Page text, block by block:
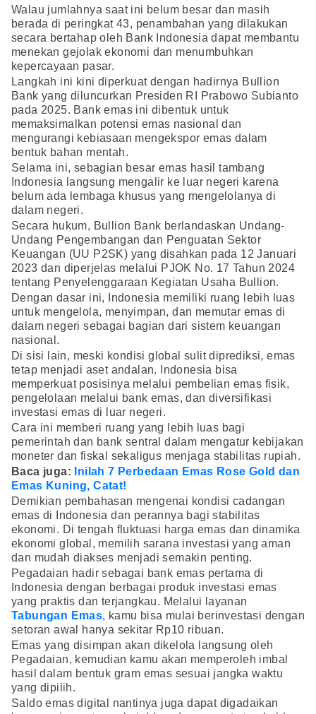
Walau jumlahnya saat ini belum besar dan masih
berada di peringkat 43, penambahan yang dilakukan
secara bertahap oleh Bank Indonesia dapat membantu
menekan gejolak ekonomi dan menumbuhkan
kepercayaan pasar.
Langkah ini kini diperkuat dengan hadirnya Bullion
Bank yang diluncurkan Presiden RI Prabowo Subianto
pada 2025. Bank emas ini dibentuk untuk
memaksimalkan potensi emas nasional dan
mengurangi kebiasaan mengekspor emas dalam
bentuk bahan mentah.
Selama ini, sebagian besar emas hasil tambang
Indonesia langsung mengalir ke luar negeri karena
belum ada lembaga khusus yang mengelolanya di
dalam negeri.
Secara hukum, Bullion Bank berlandaskan Undang-
Undang Pengembangan dan Penguatan Sektor
Keuangan (UU P2SK) yang disahkan pada 12 Januari
2023 dan diperjelas melalui PJOK No. 17 Tahun 2024
tentang Penyelenggaraan Kegiatan Usaha Bullion.
Dengan dasar ini, Indonesia memiliki ruang lebih luas
untuk mengelola, menyimpan, dan memutar emas di
dalam negeri sebagai bagian dari sistem keuangan
nasional.
Di sisi lain, meski kondisi global sulit diprediksi, emas
tetap menjadi aset andalan. Indonesia bisa
memperkuat posisinya melalui pembelian emas fisik,
pengelolaan melalui bank emas, dan diversifikasi
investasi emas di luar negeri.
Cara ini memberi ruang yang lebih luas bagi
pemerintah dan bank sentral dalam mengatur kebijakan
moneter dan fiskal sekaligus menjaga stabilitas rupiah.
Baca juga:
Inilah 7 Perbedaan Emas Rose Gold dan
Emas Kuning, Catat!
Demikian pembahasan mengenai kondisi cadangan
emas di Indonesia dan perannya bagi stabilitas
ekonomi. Di tengah fluktuasi harga emas dan dinamika
ekonomi global, memilih sarana investasi yang aman
dan mudah diakses menjadi semakin penting.
Pegadaian hadir sebagai bank emas pertama di
Indonesia dengan berbagai produk investasi emas
yang praktis dan terjangkau. Melalui layanan
Tabungan Emas, kamu bisa mulai berinvestasi dengan
setoran awal hanya sekitar Rp10 ribuan.
Emas yang disimpan akan dikelola langsung oleh
Pegadaian, kemudian kamu akan memperoleh imbal
hasil dalam bentuk gram emas sesuai jangka waktu
yang dipilih.
Saldo emas digital nantinya juga dapat digadaikan